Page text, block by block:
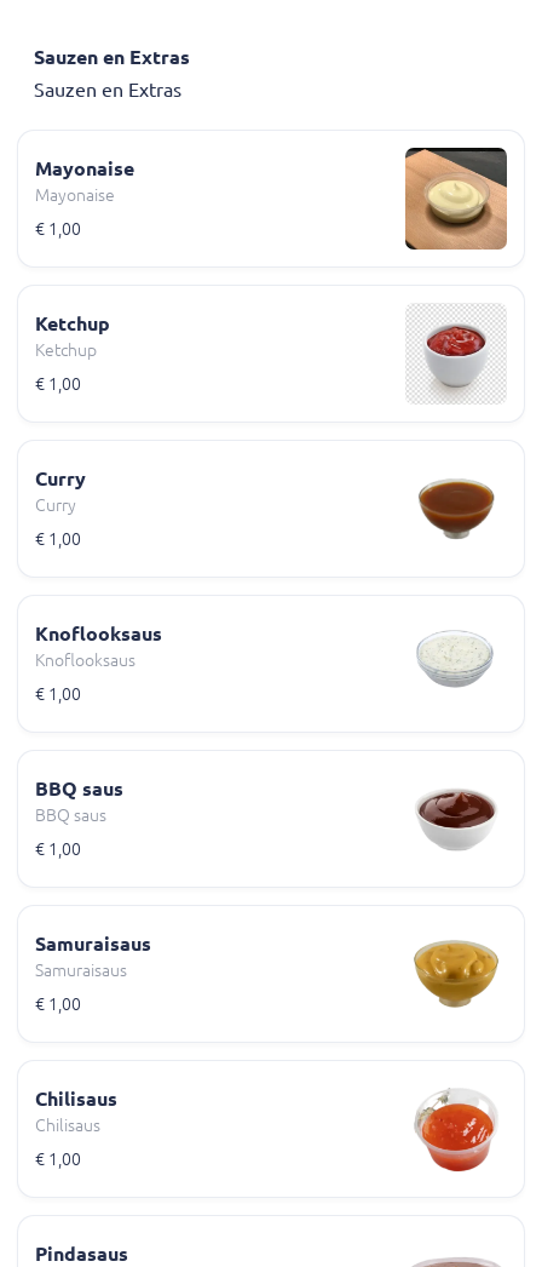
Sauzen en Extras
Sauzen en Extras
Mayonaise
Mayonaise
€ 1,00
Ketchup
Ketchup
€ 1,00
Curry
Curry
€ 1,00
Knoflooksaus
Knoflooksaus
€ 1,00
BBQ saus
BBQ saus
€ 1,00
Samuraisaus
Samuraisaus
€ 1,00
Chilisaus
Chilisaus
€ 1,00
Pindasaus